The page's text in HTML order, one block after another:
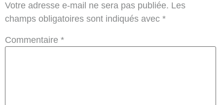
Votre adresse e-mail ne sera pas publiée. Les
champs obligatoires sont indiqués avec *
Commentaire *